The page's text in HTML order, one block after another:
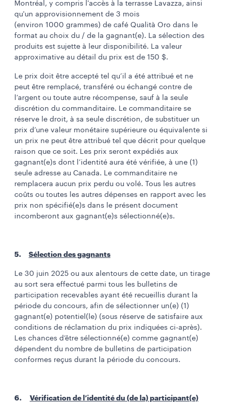
Montréal, y compris l'accès à la terrasse Lavazza, ainsi
qu'un approvisionnement de 3 mois
(environ 1000 grammes) de café Qualità Oro dans le
format au choix du / de la gagnant(e). La sélection des
produits est sujette à leur disponibilité. La valeur
approximative au détail du prix est de 150 $.
Le prix doit être accepté tel qu’il a été attribué et ne
peut être remplacé, transféré ou échangé contre de
l’argent ou toute autre récompense, sauf à la seule
discrétion du commanditaire. Le commanditaire se
réserve le droit, à sa seule discrétion, de substituer un
prix d’une valeur monétaire supérieure ou équivalente si
un prix ne peut être attribué tel que décrit pour quelque
raison que ce soit. Les prix seront expédiés aux
gagnant(e)s dont l’identité aura été vérifiée, à une (1)
seule adresse au Canada. Le commanditaire ne
remplacera aucun prix perdu ou volé. Tous les autres
coûts ou toutes les autres dépenses en rapport avec les
prix non spécifié(e)s dans le présent document
incomberont aux gagnant(e)s sélectionné(e)s.
5. Sélection des gagnants
Le 30 juin 2025 ou aux alentours de cette date, un tirage
au sort sera effectué parmi tous les bulletins de
participation recevables ayant été recueillis durant la
période du concours, afin de sélectionner un(e) (1)
gagnant(e) potentiel(le) (sous réserve de satisfaire aux
conditions de réclamation du prix indiquées ci-après).
Les chances d’être sélectionné(e) comme gagnant(e)
dépendent du nombre de bulletins de participation
conformes reçus durant la période du concours.
6.
Vérification de l’identité du (de la) participant(e)